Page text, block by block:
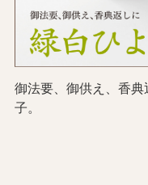
御法要、御供え、香
子。